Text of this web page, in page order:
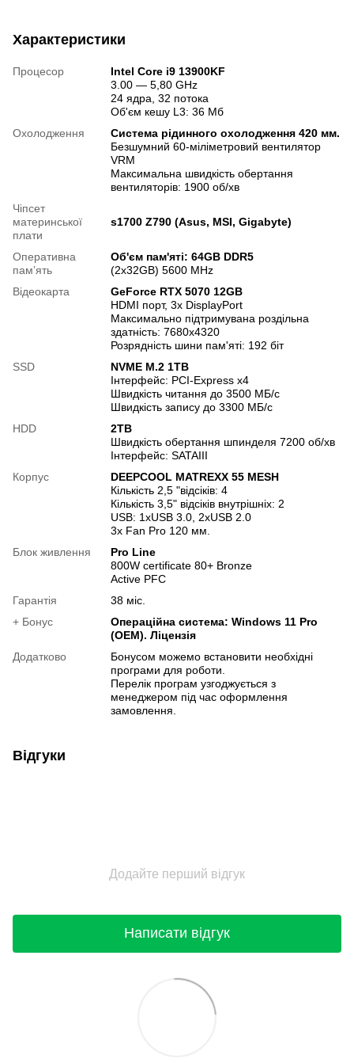
Характеристики
Процесор
Intel Core i9 13900KF
3.00 — 5,80 GHz
24 ядра, 32 потока
Об'єм кешу L3: 36 Мб
Охолодження
Система рідинного охолодження 420 мм.
Безшумний 60-міліметровий вентилятор
VRM
Максимальна швидкість обертання
вентиляторів: 1900 об/хв
Чіпсет
материнської
плати
s1700 Z790 (Asus, MSI, Gigabyte)
Оперативна
памʼять
Об'єм пам'яті: 64GB DDR5
(2x32GB) 5600 MHz
Відеокарта
GeForce RTX 5070 12GB
HDMI порт, 3х DisplayPort
Максимально підтримувана роздільна
здатність: 7680x4320
Розрядність шини пам'яті: 192 біт
SSD
NVME M.2 1TB
Інтерфейс: PCI-Express x4
Швидкість читання до 3500 МБ/с
Швидкість запису до 3300 МБ/с
HDD
2TB
Швидкість обертання шпинделя 7200 об/хв
Інтерфейс: SATAIII
Корпус
DEEPCOOL MATREXX 55 MESH
Кількість 2,5 "відсіків: 4
Кількість 3,5" відсіків внутрішніх: 2
USB: 1хUSB 3.0, 2хUSB 2.0
3х Fan Pro 120 мм.
Блок живлення
Pro Line
800W certificate 80+ Bronze
Active PFC
Гарантія
38 міс.
+ Бонус
Операційна система: Windows 11 Pro
(OEM). Ліцензія
Додатково
Бонусом можемо встановити необхідні
програми для роботи.
Перелік програм узгоджується з
менеджером під час оформлення
замовлення.
Відгуки
Додайте перший відгук
Написати відгук